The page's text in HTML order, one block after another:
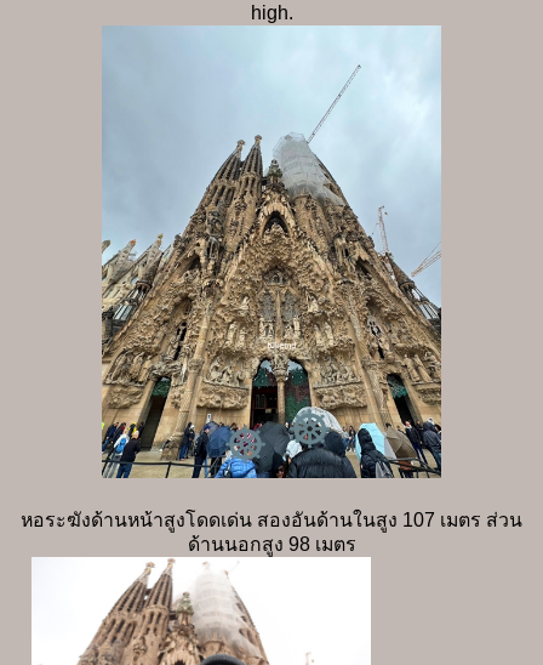
high.
หอระฆังด้านหน้าสูงโดดเด่น สองอันด้านในสูง 107 เมตร ส่วน
ด้านนอกสูง 98 เมตร